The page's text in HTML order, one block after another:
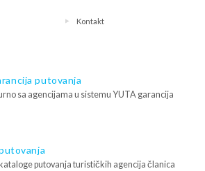
Kontakt
putovanja
sa agencijama u sistemu YUTA garancija
putovanja turističkih agencija članica